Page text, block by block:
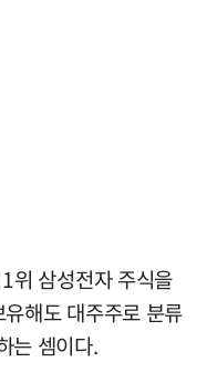
위 삼성전자 주식을
해도 대주주로 분류
는 셈이다.